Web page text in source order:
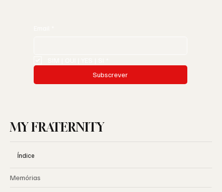
Subscrever
MY FRATERNITY
Índice
Memórias